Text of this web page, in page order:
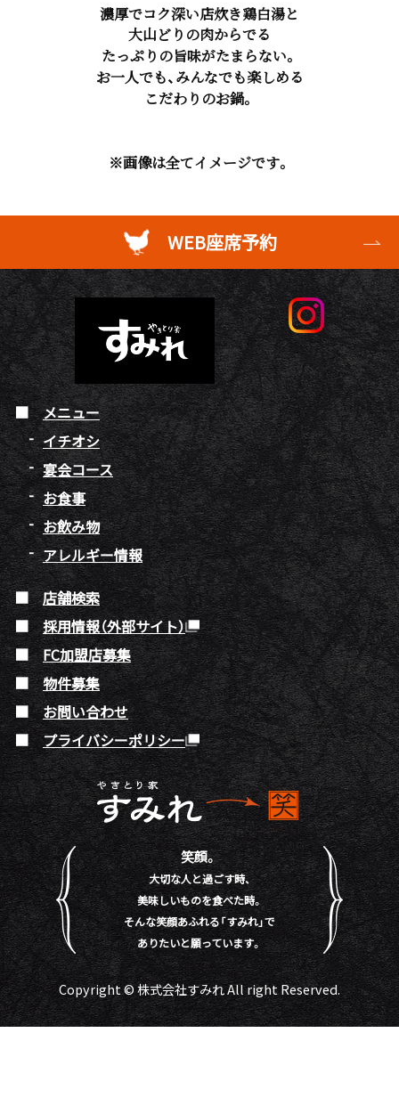
濃厚でコク深い店炊き鶏白湯と
大山どりの肉からでる
たっぷりの旨味がたまらない。
お一人でも、みんなでも楽しめる
こだわりのお鍋。
※画像は全てイメージです。
WEB座席予約
メニュー
イチオシ
宴会コース
お食事
お飲み物
アレルギー情報
店舗検索
採用情報（外部サイト）
FC加盟店募集
物件募集
お問い合わせ
プライバシーポリシー
笑顔。
大切な人と過ごす時、
美味しいものを食べた時。
そんな笑顔あふれる「すみれ」で
ありたいと願っています。
Copyright © 株式会社すみれ All right Reserved.